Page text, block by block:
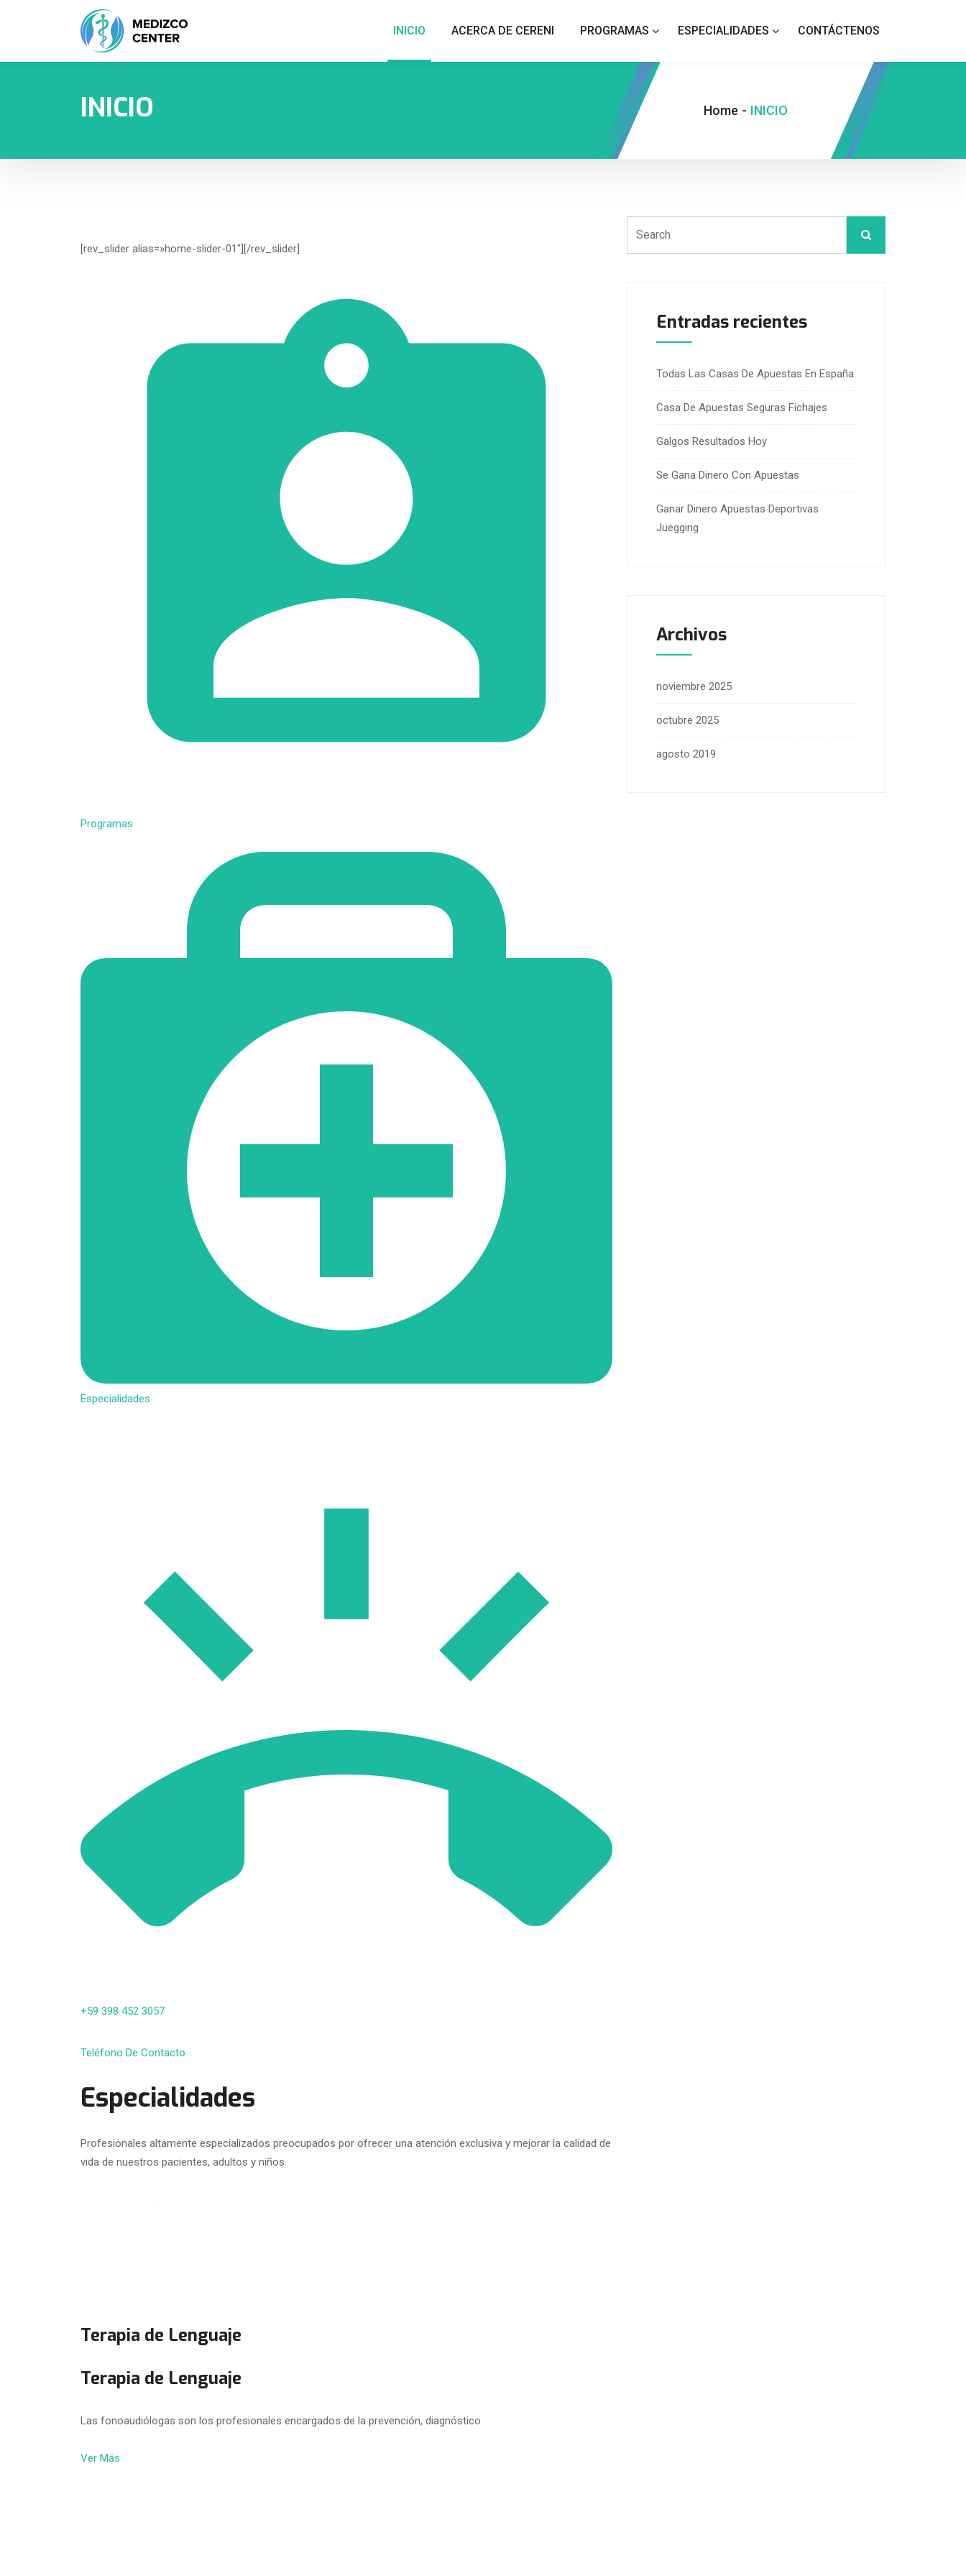
INICIO ACERCA DE CERENI PROGRAMAS ESPECIALIDADES CONTÁCTENOS
INICIO Home - INICIO
[rev_slider alias=»home-slider-01″][/rev_slider]
Programas
Especialidades
+59 398 452 3057
Teléfono De Contacto
Especialidades
Profesionales altamente especializados preocupados por ofrecer una atención exclusiva y mejorar la calidad de
vida de nuestros pacientes, adultos y niños.
Terapia de Lenguaje
Terapia de Lenguaje
Las fonoaudiólogas son los profesionales encargados de la prevención, diagnóstico
Ver Más
Entradas recientes
Todas Las Casas De Apuestas En España
Casa De Apuestas Seguras Fichajes
Galgos Resultados Hoy
Se Gana Dinero Con Apuestas
Ganar Dinero Apuestas Deportivas
Juegging
Archivos
noviembre 2025
octubre 2025
agosto 2019